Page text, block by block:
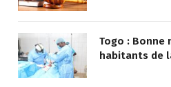
Togo : Bonne
habitants de